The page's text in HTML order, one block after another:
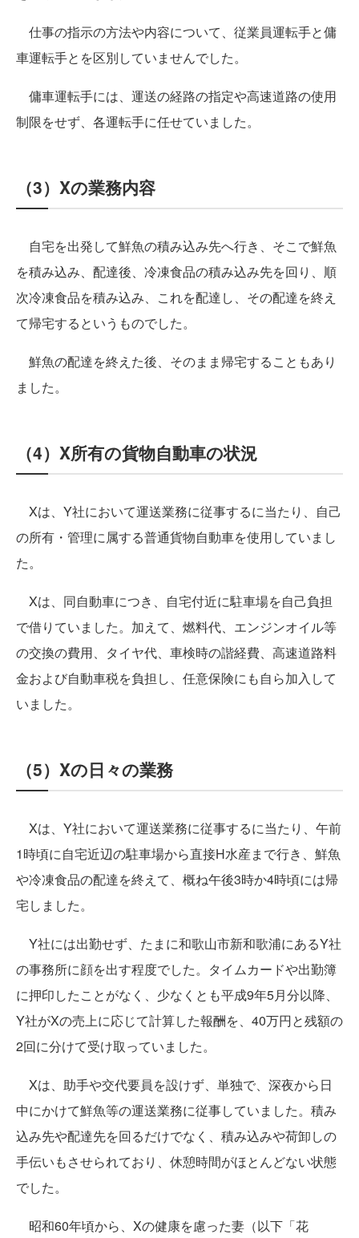
仕事の指示の方法や内容について、従業員運転手と傭
車運転手とを区別していませんでした。
傭車運転手には、運送の経路の指定や高速道路の使用
制限をせず、各運転手に任せていました。
（3）Xの業務内容
自宅を出発して鮮魚の積み込み先へ行き、そこで鮮魚
を積み込み、配達後、冷凍食品の積み込み先を回り、順
次冷凍食品を積み込み、これを配達し、その配達を終え
て帰宅するというものでした。
鮮魚の配達を終えた後、そのまま帰宅することもあり
ました。
（4）X所有の貨物自動車の状況
Xは、Y社において運送業務に従事するに当たり、自己
の所有・管理に属する普通貨物自動車を使用していまし
た。
Xは、同自動車につき、自宅付近に駐車場を自己負担
で借りていました。加えて、燃料代、エンジンオイル等
の交換の費用、タイヤ代、車検時の諧経費、高速道路料
金および自動車税を負担し、任意保険にも自ら加入して
いました。
（5）Xの日々の業務
Xは、Y社において運送業務に従事するに当たり、午前
1時頃に自宅近辺の駐車場から直接H水産まで行き、鮮魚
や冷凍食品の配達を終えて、概ね午後3時か4時頃には帰
宅しました。
Y社には出勤せず、たまに和歌山市新和歌浦にあるY社
の事務所に顔を出す程度でした。タイムカードや出勤簿
に押印したことがなく、少なくとも平成9年5月分以降、
Y社がXの売上に応じて計算した報酬を、40万円と残額の
2回に分けて受け取っていました。
Xは、助手や交代要員を設けず、単独で、深夜から日
中にかけて鮮魚等の運送業務に従事していました。積み
込み先や配達先を回るだけでなく、積み込みや荷卸しの
手伝いもさせられており、休憩時間がほとんどない状態
でした。
昭和60年頃から、Xの健康を慮った妻（以下「花